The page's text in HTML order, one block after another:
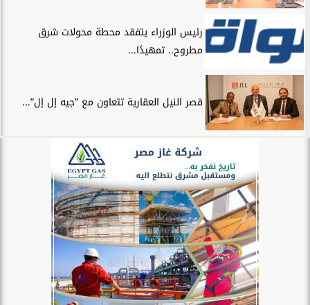
رئيس الوزراء يتفقد محطة محولات شرق
مطروح.. تمهيدًا...
قصر النيل العقارية تتعاون مع ”جيه إل إل”...